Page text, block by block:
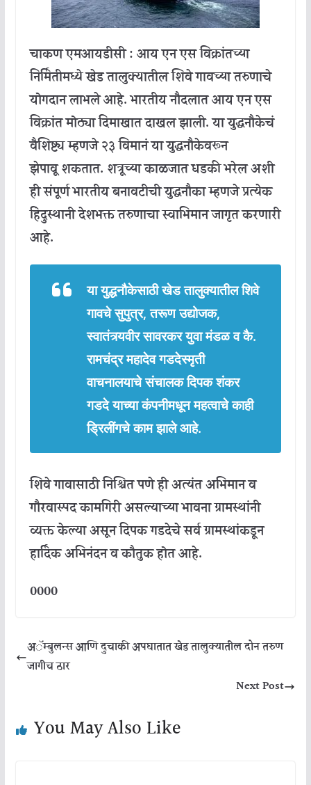
चाकणएमआयडीसी: आयएनएसविक्रांतच्या
निर्मितीमध्येखेडतालुक्यातीलशिवेगावच्यातरुणाचे
योगदानलाभलेआहे.भारतीयनौदलातआयएनएस
विक्रांतमोठ्यादिमाखातदाखलझाली.यायुद्धनौकेचं
वैशिष्ट्यम्हणजे २३विमानंयायुद्धनौकेवरून
झेपावूशकतात. शत्रूच्याकाळजातधडकीभरेलअशी
हीसंपूर्णभारतीयबनावटीचीयुद्धनौकाम्हणजेप्रत्येक
हिंदुस्थानीदेशभक्ततरुणाचास्वाभिमानजागृतकरणारी
आहे.
या युद्धनौकेसाठी खेड तालुक्यातील शिवे
गावचे सुपुत्र,तरूण उद्योजक,
स्वातंत्र्यवीर सावरकर युवा मंडळ व कै.
रामचंद्र महादेव गडदेस्मृती
वाचनालयाचे संचालक दिपक शंकर
गडदे याच्या कंपनीमधून महत्वाचे काही
ड्रिलींगचे काम झाले आहे.
शिवेगावासाठीनिश्चितपणेहीअत्यंतअभिमानव
गौरवास्पदकामगिरीअसल्याच्याभावनाग्रामस्थांनी
व्यक्तकेल्याअसूनदिपकगडदेचेसर्वग्रामस्थांकडून
हार्दिकअभिनंदनवकौतुकहोतआहे.
0000
अॅम्बुलन्स आणि दुचाकी अपघातात खेड तालुक्यातील दोन तरुण
जागीच ठार
Next Post
You May Also Like